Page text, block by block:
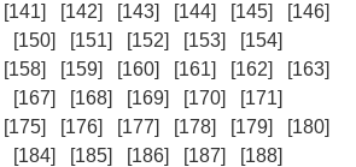
[141] [142] [143] [144] [145]
[146]
[150] [151] [152] [153]
[154]
[158] [159] [160] [161] [162]
[163]
[167] [168] [169] [170]
[171]
[175] [176] [177] [178] [179]
[180]
[184] [185] [186] [187]
[188]